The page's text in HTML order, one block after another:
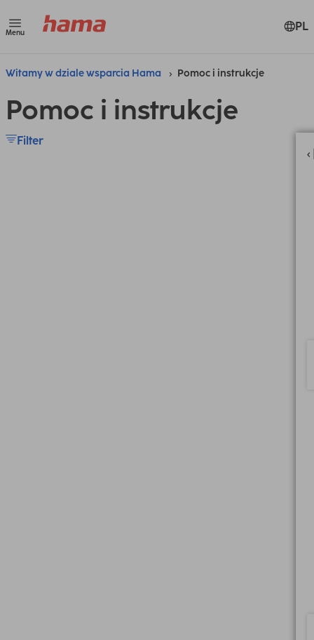
Menu PL
Witamy w dziale wsparcia Hama Pomoc i instrukcje
Pomoc i instrukcje
Filter